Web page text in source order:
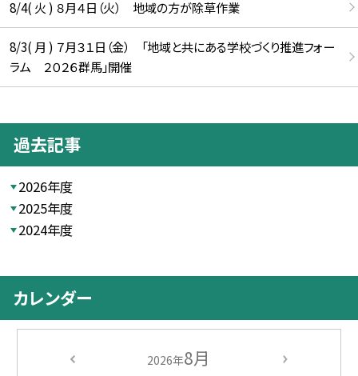
8/4( 火 ) ８月４日（火） 地域の方が除草作業
8/3( 月 ) ７月３１日（金） 「地域と共にある学校づくり推進フォー
ラム ２０２６群馬」開催
過去記事
2026年度
2025年度
2024年度
カレンダー
2026年8月